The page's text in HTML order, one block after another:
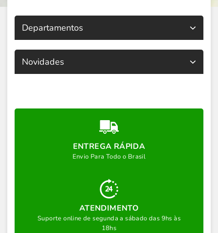
Departamentos
Novidades
ENTREGA RÁPIDA
Envio Para Todo o Brasil
ATENDIMENTO
Suporte online de segunda a sábado das 9hs às
18hs